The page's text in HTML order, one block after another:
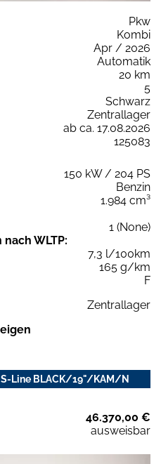
Pkw
Kombi
Apr / 2026
Automatik
20 km
5
Schwarz
Zentrallager
ab ca. 17.08.2026
125083
150 kW / 204 PS
Benzin
1.984 cm³
1 (None)
WLTP:
7,3 l/100km
165 g/km
F
Zentrallager
S-Line BLACK/19"/KAM/N
46.370,00 €
ausweisbar